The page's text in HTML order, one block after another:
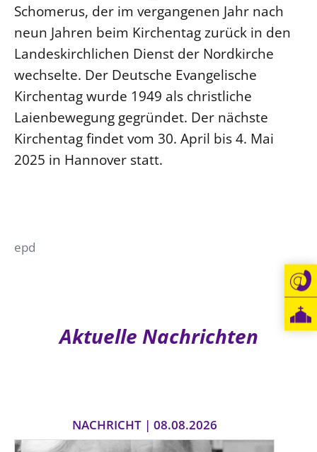
Schomerus, der im vergangenen Jahr nach
neun Jahren beim Kirchentag zurück in den
Landeskirchlichen Dienst der Nordkirche
wechselte. Der Deutsche Evangelische
Kirchentag wurde 1949 als christliche
Laienbewegung gegründet. Der nächste
Kirchentag findet vom 30. April bis 4. Mai
2025 in Hannover statt.
epd
Aktuelle Nachrichten
NACHRICHT | 08.08.2026
Älterwerden im Pfarrberuf
Beteiligungsverfahren
Beschwerdestellen
Ephoralbüro
Finanzplanung
Fundraising
IT-Service
Corporate Design
Kunstreferat
Projektmanagement
Recht